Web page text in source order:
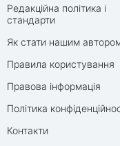
Редакційна політика і
стандарти
Як стати нашим
Правила користування
Правова інформація
Політика
Контакти